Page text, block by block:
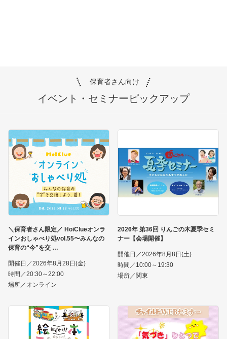
保育者さん向け
イベント・セミナーピックアップ
＼保育者さん限定／ HoiClueオンラ
インおしゃべり処vol.55〜みんなの
保育の“今”を交
開催日／2026年8月28日(金)
時間／20:30～22:00
場所／オンライン
2026年 第36回 りんごの木夏季セミ
ナー【会場開催】
開催日／2026年8月8日(土)
時間／10:00～19:30
場所／関東